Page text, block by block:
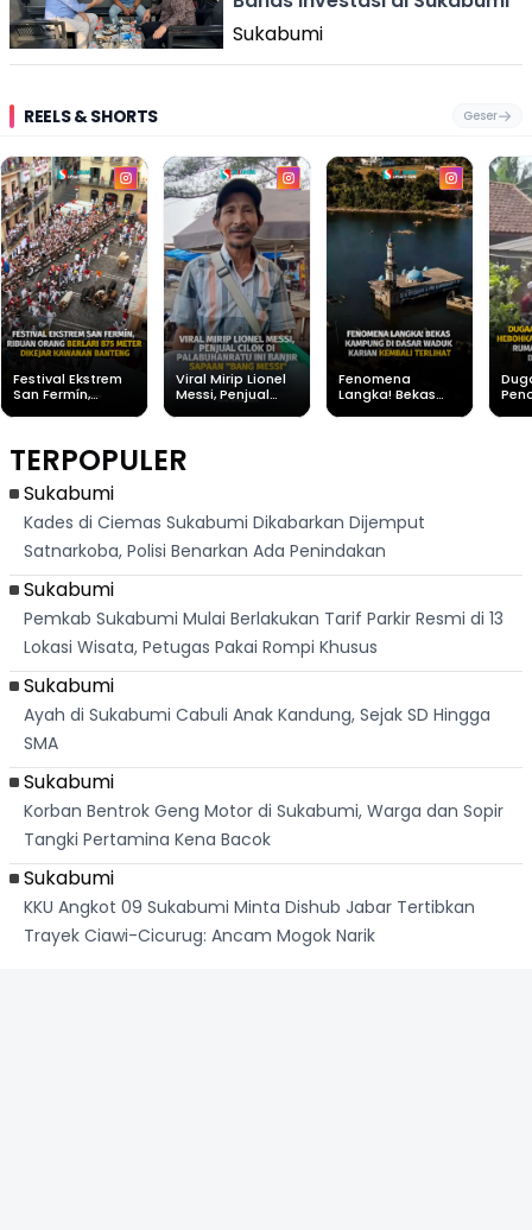
Sukabumi
REELS & SHORTS Geser
Festival Ekstrem
San Fermín,
Banteng
Viral Mirip Lionel
Messi, Penjual
"Bang Messi"
Fenomena
Langka! Bekas
TERPOPULER
Sukabumi
Kades di Ciemas Sukabumi Dikabarkan Dijemput
Satnarkoba, Polisi Benarkan Ada Penindakan
Sukabumi
Pemkab Sukabumi Mulai Berlakukan Tarif Parkir Resmi di 13
Lokasi Wisata, Petugas Pakai Rompi Khusus
Sukabumi
Ayah di Sukabumi Cabuli Anak Kandung, Sejak SD Hingga
SMA
Sukabumi
Korban Bentrok Geng Motor di Sukabumi, Warga dan Sopir
Tangki Pertamina Kena Bacok
Sukabumi
KKU Angkot 09 Sukabumi Minta Dishub Jabar Tertibkan
Trayek Ciawi-Cicurug: Ancam Mogok Narik